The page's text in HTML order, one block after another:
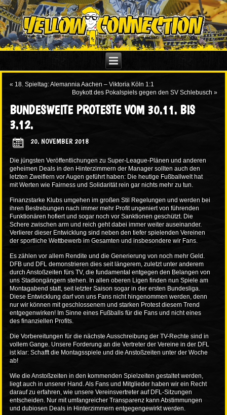
« 18. Spieltag: Alemannia Aachen – Viktoria Köln 1:1
Boykott des Pokalspiels gegen den SV Schlebusch »
BUNDESWEITE PROTESTE VOM 30.11. BIS
3.12.
20. NOVEMBER 2018
Die jüngsten Veröffentlichungen zu Super-League-Plänen und anderen
geheimen Deals in den Hinterzimmern der Manager sollten auch den
letzten Zweiflern vor Augen geführt haben: Die heutige Fußballwelt hat
mit Werten wie Fairness und Solidarität rein gar nichts mehr zu tun.
Finanzstarke Klubs umgehen im großen Stil Regelungen und werden bei
ihren Bestrebungen nach immer mehr Profit ungeniert von führenden
Funktionären hofiert und sogar noch vor Sanktionen geschützt. Die
Schere zwischen arm und reich geht dabei immer weiter auseinander.
Verlierer dieser Entwicklung sind neben den tiefer spielenden Vereinen
der sportliche Wettbewerb im Gesamten und insbesondere wir Fans.
Es zählen vor allem Rendite und die Generierung von noch mehr Geld.
DFB und DFL demonstrieren dies seit längerem, zuletzt unter anderem
durch Anstoßzeiten fürs TV, die fundamental entgegen den Belangen von
uns Stadiongängern stehen. In allen oberen Ligen finden nun Spiele am
Montagabend statt, seit letzter Saison sogar in der ersten Bundesliga.
Diese Entwicklung darf von uns Fans nicht hingenommen werden, denn
nur wir können mit geschlossenem und starken Protest diesem Trend
entgegenwirken! Im Sinne eines Fußballs für die Fans und nicht eines
des finanziellen Profits.
Die Vorbereitungen für die nächste Ausschreibung der TV-Rechte sind in
vollem Gange. Unsere Forderung an die Vertreter der Vereine in der DFL
ist klar: Schafft die Montagsspiele und die Anstoßzeiten unter der Woche
ab!
Wie die Anstoßzeiten in den kommenden Spielzeiten gestaltet werden,
liegt auch in unserer Hand. Als Fans und Mitglieder haben wir ein Recht
darauf zu erfahren, wie unsere Vereinsvertreter auf DFL-Sitzungen
entscheiden. Nur mit umfangreicher Transparenz kann Abstimmungen
und dubiosen Deals in Hinterzimmern entgegengewirkt werden.